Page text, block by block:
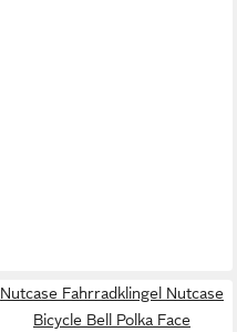
Nutcase Fahrradklingel Nutcase
Bicycle Bell Polka Face